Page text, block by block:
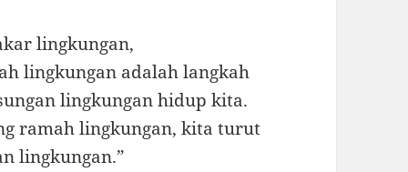
lingkungan,
lingkungan adalah langkah
lingkungan hidup kita.
ramah lingkungan, kita turut
lingkungan.”